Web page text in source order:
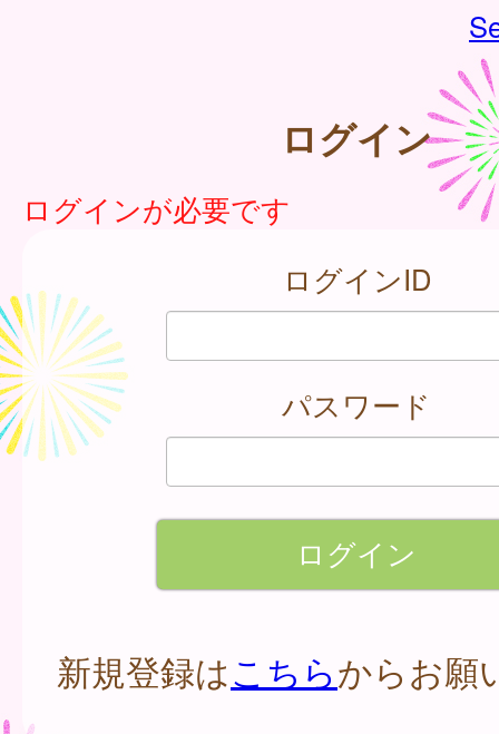
ログイン
ログインが必要です
ログインID
パスワード
新規登録はこちらからお願